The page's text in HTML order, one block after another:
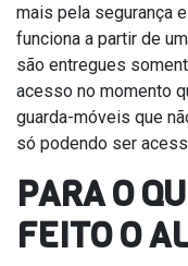
mais pela segurança
funciona a partir de
são entregues
acesso no momento
guarda-móveis que
só podendo ser
PARA O
FEITO O